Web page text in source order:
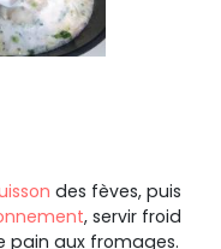
des fèves, puis
, servir froid
pain aux fromages.